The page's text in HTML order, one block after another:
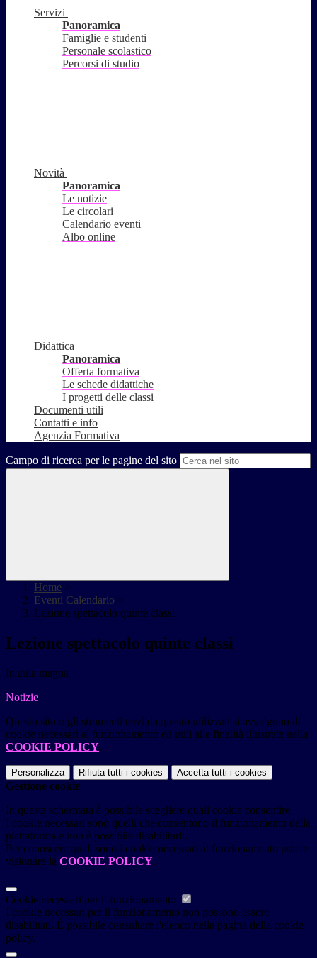
Servizi
Panoramica
Famiglie e studenti
Personale scolastico
Percorsi di studio
Novità
Panoramica
Le notizie
Le circolari
Calendario eventi
Albo online
Didattica
Panoramica
Offerta formativa
Le schede didattiche
I progetti delle classi
Documenti utili
Contatti e info
Agenzia Formativa
Campo di ricerca per le pagine del sito
Home >
Eventi Calendario >
Lezione spettacolo quinte classi
Lezione spettacolo quinte classi
In aula magna
Notizie
Questo sito o gli strumenti terzi da questo utilizzati si avvalgono di
cookie necessari al funzionamento ed utili alle finalità illustrate nella
COOKIE POLICY.
Personalizza Rifiuta tutti i cookies Accetta tutti i cookies
Gestione cookie
In questa schermata è possibile scegliere quali cookie consentire.
I cookie necessari sono quelli che consentono il funzionamento della
piattaforma e non è possibile disabilitarli.
Per conoscere quali sono i cookie necessari al funzionamento potete
visionare la COOKIE POLICY.
Cookie necessari per il funzionamento
I cookie necessari per il funzionamento non possono essere
disabilitati. È possibile consultare l'elenco nella pagina della cookie
policy.